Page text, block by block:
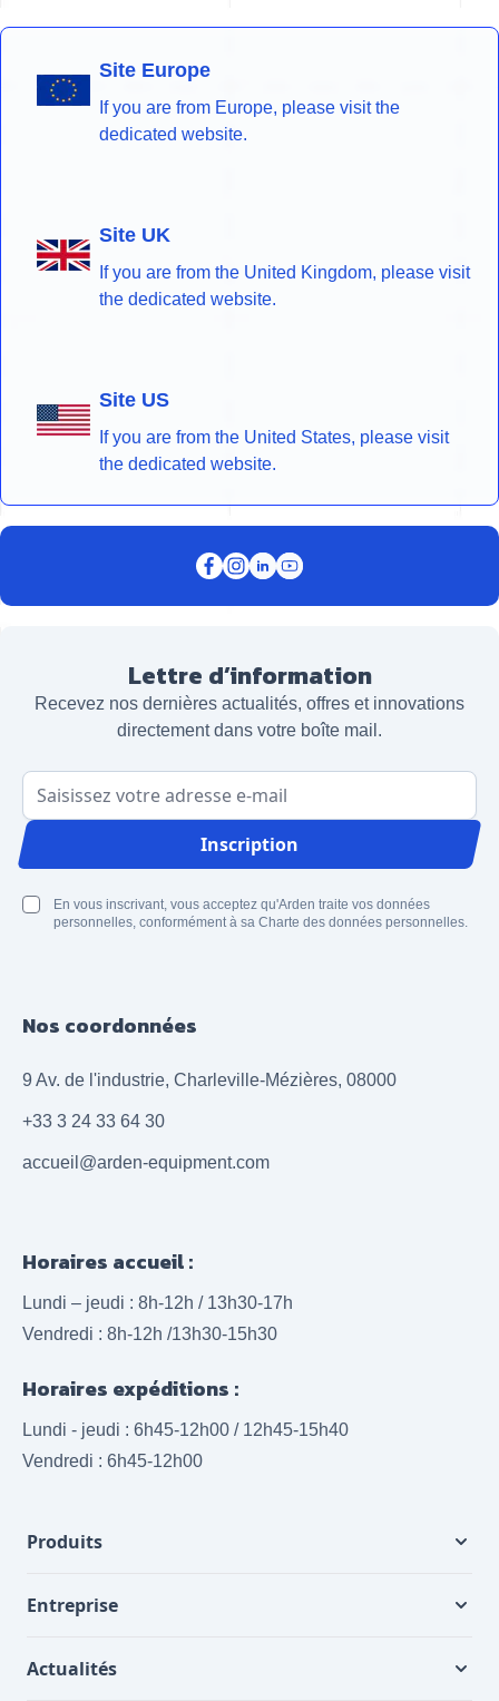
Site Europe
If you are from Europe, please visit the
dedicated website.
Site UK
If you are from the United Kingdom, please visit
the dedicated website.
Site US
If you are from the United States, please visit
the dedicated website.
Lettre d’information
Recevez nos dernières actualités, offres et innovations
directement dans votre boîte mail.
Adresse email
Inscription
En vous inscrivant, vous acceptez qu'Arden traite vos données
personnelles, conformément à sa Charte des données personnelles.
Nos coordonnées
9 Av. de l'industrie, Charleville-Mézières, 08000
+33 3 24 33 64 30
accueil@arden-equipment.com
Horaires accueil :
Lundi – jeudi : 8h-12h / 13h30-17h
Vendredi : 8h-12h /13h30-15h30
Horaires expéditions :
Lundi - jeudi : 6h45-12h00 / 12h45-15h40
Vendredi : 6h45-12h00
Produits
Entreprise
Actualités